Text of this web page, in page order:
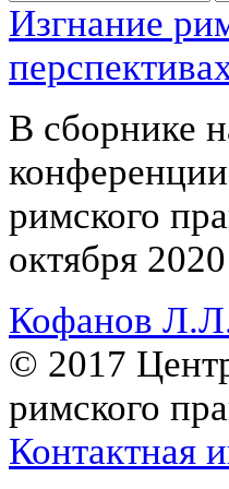
Изгнание
В сборнике
римского
октября
Кофанов
© 2017
римского
Контактная